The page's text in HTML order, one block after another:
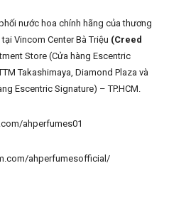
nước hoa chính hãng của thương
Vincom Center Bà Triệu (Creed
Store (Cửa hàng Escentric
Takashimaya, Diamond Plaza và
Escentric Signature) – TP.HCM.
ahperfumes01
ahperfumesofficial/